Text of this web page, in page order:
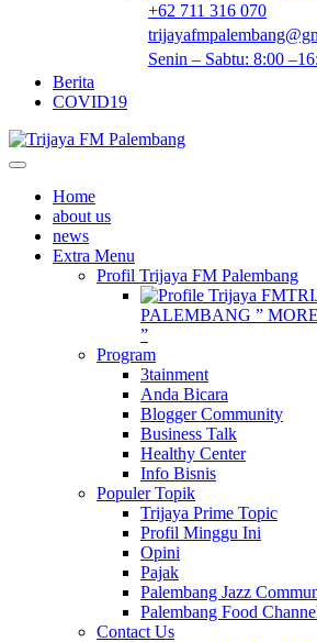
+62 711 316 070
Senin – Sabtu: 8:00
Berita
COVID19
Home
about us
news
Extra Menu
Profil Trijaya FM Palembang
PALEMBANG ”
”
Program
3tainment
Anda Bicara
Blogger Community
Business Talk
Healthy Center
Info Bisnis
Populer Topik
Trijaya Prime Topic
Profil Minggu Ini
Opini
Pajak
Palembang Jazz
Palembang Food
Contact Us